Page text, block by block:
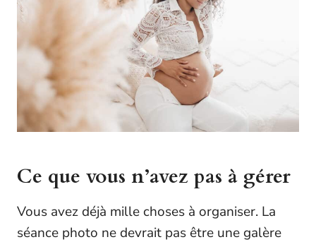
Ce que vous n’avez pas à gérer
Vous avez déjà mille choses à organiser. La
séance photo ne devrait pas être une galère